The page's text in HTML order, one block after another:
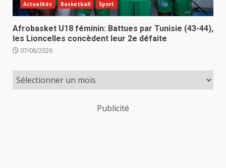
Actualités Basketball Sport
Afrobasket U18 féminin: Battues par Tunisie (43-44),
les Lioncelles concèdent leur 2e défaite
07/08/2026
Publicité